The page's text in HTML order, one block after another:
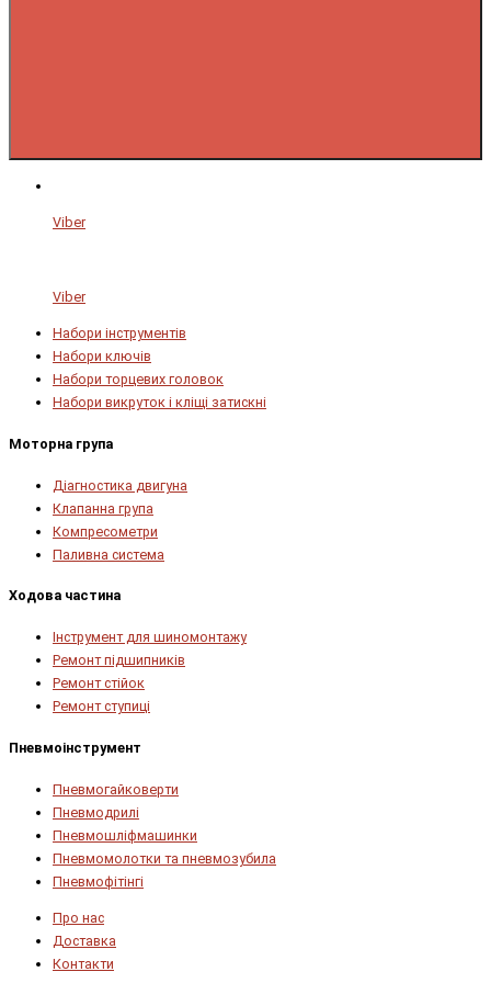
Viber
Viber
Набори інструментів
Набори ключів
Набори торцевих головок
Набори викруток і кліщі затискні
Моторна група
Діагностика двигуна
Клапанна група
Компресометри
Паливна система
Ходова частина
Інструмент для шиномонтажу
Ремонт підшипників
Ремонт стійок
Ремонт ступиці
Пневмоінструмент
Пневмогайковерти
Пневмодрилі
Пневмошліфмашинки
Пневмомолотки та пневмозубила
Пневмофітінгі
Про нас
Доставка
Контакти